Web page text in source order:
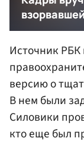
Источник
версию о
В нем были
Силовики
кто еще был